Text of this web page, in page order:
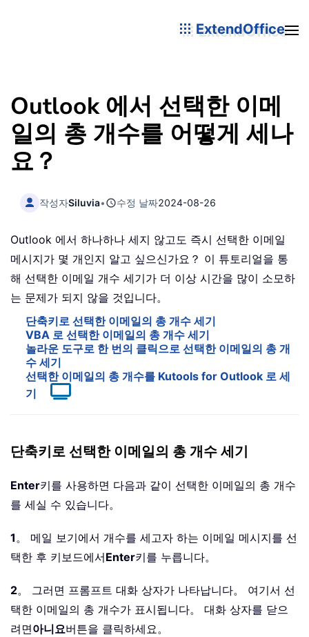
ExtendOffice
Outlook 에서 선택한 이메
일의 총 개수를 어떻게 세나
요？
작성자Siluvia• 수정 날짜2024-08-26
Outlook 에서 하나하나 세지 않고도 즉시 선택한 이메일
메시지가 몇 개인지 알고 싶으신가요？ 이 튜토리얼을 통
해 선택한 이메일 개수 세기가 더 이상 시간을 많이 소모하
는 문제가 되지 않을 것입니다。
단축키로 선택한 이메일의 총 개수 세기
VBA 로 선택한 이메일의 총 개수 세기
놀라운 도구로 한 번의 클릭으로 선택한 이메일의 총 개
수 세기
선택한 이메일의 총 개수를 Kutools for Outlook 로 세
기
단축키로 선택한 이메일의 총 개수 세기
Enter키를 사용하면 다음과 같이 선택한 이메일의 총 개수
를 세실 수 있습니다。
1。 메일 보기에서 개수를 세고자 하는 이메일 메시지를 선
택한 후 키보드에서Enter키를 누릅니다。
2。 그러면 프롬프트 대화 상자가 나타납니다。 여기서 선
택한 이메일의 총 개수가 표시됩니다。 대화 상자를 닫으
려면아니요버튼을 클릭하세요。